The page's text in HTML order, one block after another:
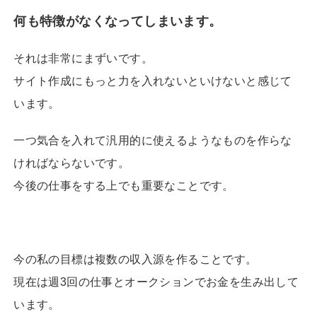
何も特徴がなくなってしまいます。
それは非常にまずいです。
サイト作成にもっと力を入れないといけないと感じて
います。
一つ気合を入れて汎用的に使えるようなものを作らな
ければならないです。
今後の仕事をする上でも重要なことです。
今の私の目標は複数の収入源を作ることです。
現在は週3回の仕事とオークションでお金を生み出して
います。